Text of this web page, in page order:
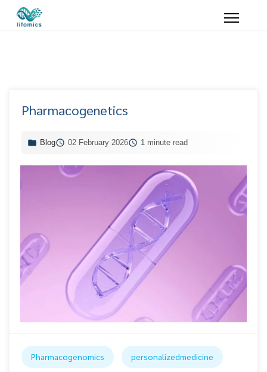
Pharmacogenetics
Blog 02 February 2026 1 minute read
Pharmacogenomics personalizedmedicine